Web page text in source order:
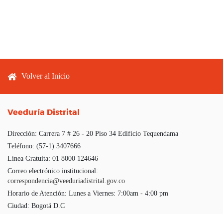
Footer menu
Volver al Inicio
Veeduría Distrital
Dirección: Carrera 7 # 26 - 20 Piso 34 Edificio Tequendama
Teléfono: (57-1) 3407666
Línea Gratuita: 01 8000 124646
Correo electrónico institucional:
correspondencia@veeduriadistrital.gov.co
Horario de Atención: Lunes a Viernes: 7:00am - 4:00 pm
Ciudad: Bogotá D.C